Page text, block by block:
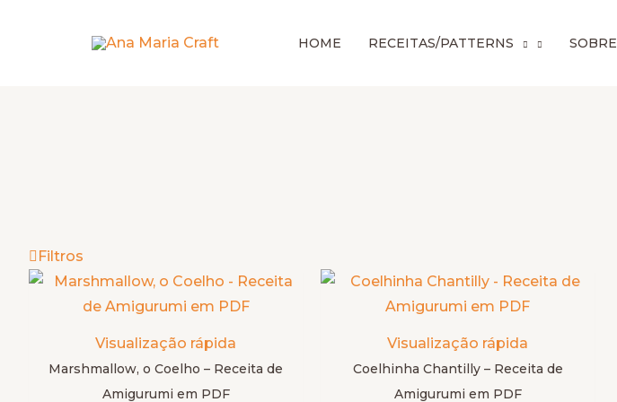
HOME RECEITAS/PATTERNS SOBRE
Filtros
Visualização rápida
Marshmallow, o Coelho – Receita de
Amigurumi em PDF
Este
produto
Visualização rápida
Coelhinha Chantilly – Receita de
Amigurumi em PDF
Este
produto